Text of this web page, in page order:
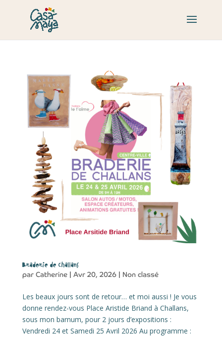
Braderie de Challans
par Catherine| Avr 20, 2026| Non classé
Les beaux jours sont de retour… et moi aussi ! Je vous
donne rendez-vous Place Aristide Briand à Challans,
sous mon barnum, pour 2 jours d’expositions :
Vendredi 24 et Samedi 25 Avril 2026 Au programme :